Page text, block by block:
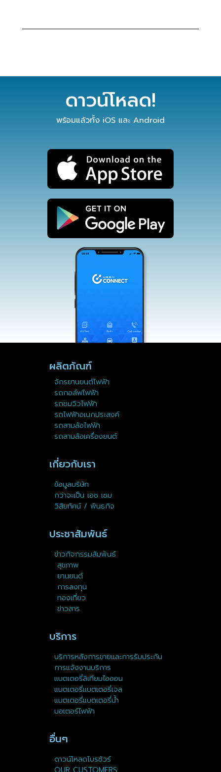
ดาวน์โหลด!
พร้อมแล้วทั้ง iOS และ Android
ผลิตภัณฑ์
จักรยานยนต์ไฟฟ้า
รถกอล์ฟไฟฟ้า
รถชมวิวไฟฟ้า
รถไฟฟ้าอเนกประสงค์
รถสามล้อไฟฟ้า
รถสามล้อเครื่องยนต์
เกี่ยวกับเรา
ข้อมูลบริษัท
กว่าจะเป็น เอช เซม
วิสัยทัศน์ / พันธกิจ
ประชาสัมพันธ์
ข่าวกิจกรรมสัมพันธ์
สุขภาพ
ยานยนต์
การลงทุน
ทองเที่ยว
ข่าวสาร
บริการ
บริการหลังการขายและการรับประกัน
การแจ้งงานบริการ
แบตเตอรี่ลิเทียมไอออน
แบตเตอรี่แบตเตอรี่เจล
แบตเตอรี่แบตเตอรี่น้ำ
มอเตอร์ไฟฟ้า
อื่นๆ
ดาวน์โหลดโบรชัวร์